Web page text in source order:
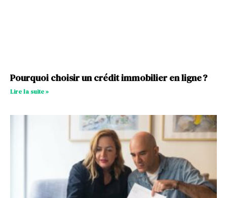
Pourquoi choisir un crédit immobilier en ligne ?
Lire la suite »